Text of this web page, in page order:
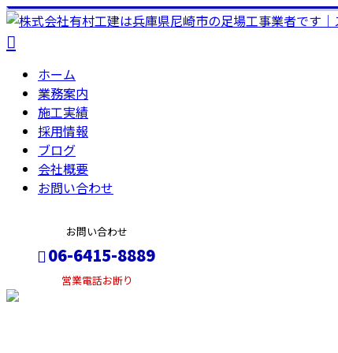
ホーム
業務案内
施工実績
採用情報
ブログ
会社概要
お問い合わせ
お問い合わせ
06-6415-8889
営業電話お断り